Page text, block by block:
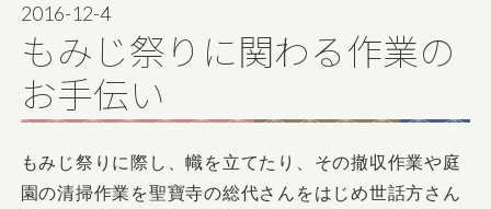
2016-12-4
もみじ祭りに関わる作業の
お手伝い
もみじ祭りに際し、幟を立てたり、その撤収作業や庭
園の清掃作業を聖寶寺の総代さんをはじめ世話方さん